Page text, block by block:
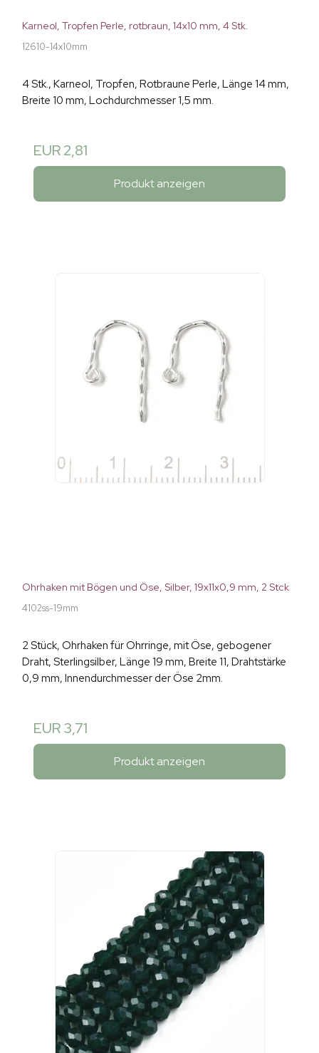
Karneol, Tropfen Perle, rotbraun, 14x10 mm, 4 Stk.
12610-14x10mm
4 Stk., Karneol, Tropfen, Rotbraune Perle, Länge 14 mm,
Breite 10 mm, Lochdurchmesser 1,5 mm.
EUR 2,81
Produkt anzeigen
Ohrhaken mit Bögen und Öse, Silber, 19x11x0,9 mm, 2 Stck
4102ss-19mm
2 Stück, Ohrhaken für Ohrringe, mit Öse, gebogener
Draht, Sterlingsilber, Länge 19 mm, Breite 11, Drahtstärke
0,9 mm, Innendurchmesser der Öse 2mm.
EUR 3,71
Produkt anzeigen